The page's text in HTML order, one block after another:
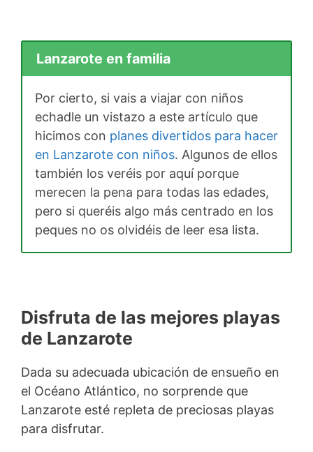
Lanzarote en familia
Por cierto, si vais a viajar con niños
echadle un vistazo a este artículo que
hicimos con planes divertidos para hacer
en Lanzarote con niños. Algunos de ellos
también los veréis por aquí porque
merecen la pena para todas las edades,
pero si queréis algo más centrado en los
peques no os olvidéis de leer esa lista.
Disfruta de las mejores playas
de Lanzarote
Dada su adecuada ubicación de ensueño en
el Océano Atlántico, no sorprende que
Lanzarote esté repleta de preciosas playas
para disfrutar.